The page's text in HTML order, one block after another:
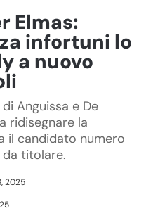
Elmas:
infortuni lo
a nuovo
Anguissa e De
ridisegnare la
il candidato numero
da titolare.
2025